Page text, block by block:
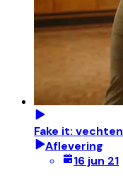
Fake it: vechten
Aflevering
16 jun 21